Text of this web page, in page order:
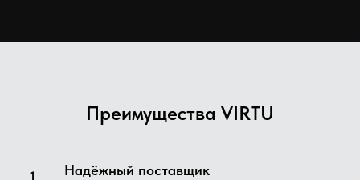
Преимущества VIRTU
Надёжный поставщик